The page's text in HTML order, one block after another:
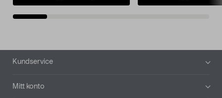
Sidfot
Kundservice
Mitt konto